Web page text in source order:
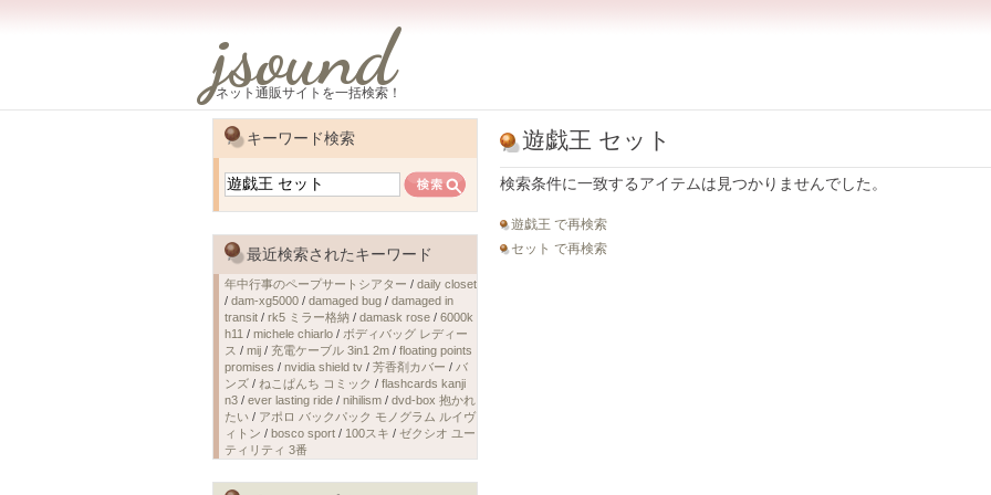
jsound
ネット通販サイトを一括検索！
遊戯王 セット
検索条件に一致するアイテムは見つかりませんでした。
遊戯王 で再検索
セット で再検索
キーワード検索
最近検索されたキーワード
年中行事のペープサートシアター / daily closet
/ dam-xg5000 / damaged bug / damaged in
transit / rk5 ミラー格納 / damask rose / 6000k
h11 / michele chiarlo / ボディバッグ レディー
ス / mij / 充電ケーブル 3in1 2m / floating points
promises / nvidia shield tv / 芳香剤カバー / バ
ンズ / ねこぱんち コミック / flashcards kanji
n3 / ever lasting ride / nihilism / dvd-box 抱かれ
たい / アポロ バックパック モノグラム ルイヴ
ィトン / bosco sport / 100スキ / ゼクシオ ユー
ティリティ 3番